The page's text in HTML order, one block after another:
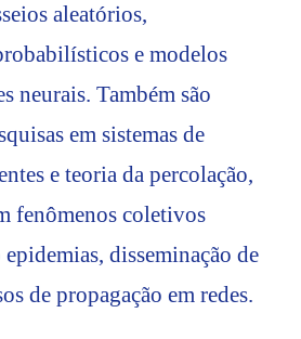
aleatórios,
e modelos
neurais. Também são
em sistemas de
e teoria da percolação,
fenômenos coletivos
disseminação de
de propagação em redes.